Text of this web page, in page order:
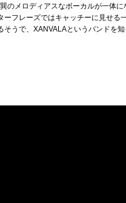
のメロディアスなボーカルが一体
フレーズではキャッチーに見せる
うで、XANVALAというバンドを